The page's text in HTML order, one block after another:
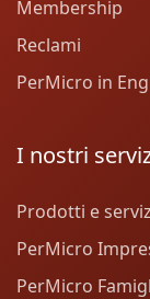
Membership
Reclami
PerMicro in
I nostri
Prodotti e
PerMicro
PerMicro